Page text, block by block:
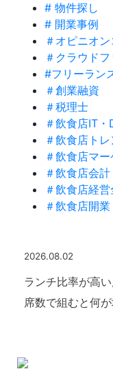
# 物件探し
# 開業事例
＃オピニオ
＃クラウド
#フリーラン
＃創業融資
＃税理士
＃飲食店IT・
＃飲食店トレ
＃飲食店マ
＃飲食店会
＃飲食店経
＃飲食店開業
2026.08.02
ランチ比率が高
席数で組むと何